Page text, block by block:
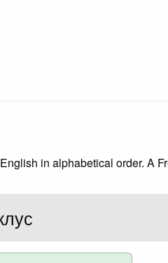
in alphabetical order. A